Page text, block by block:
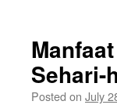
Sehari-
Posted on July